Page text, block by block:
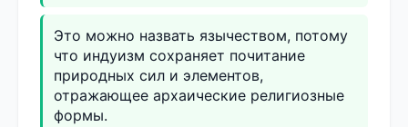
Это можно назвать язычеством, потому
что индуизм сохраняет почитание
природных сил и элементов,
отражающее архаические религиозные
формы.